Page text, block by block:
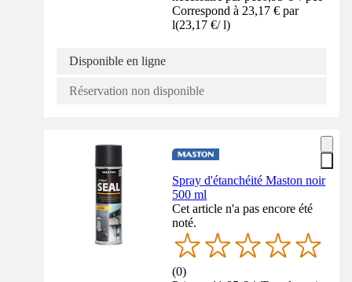
Correspond à 23,17 € par
l(23,17 €/ l)
Disponible en ligne
Réservation non disponible
Spray d'étanchéité Maston noir
500 ml
Cet article n'a pas encore été
noté.
(0)